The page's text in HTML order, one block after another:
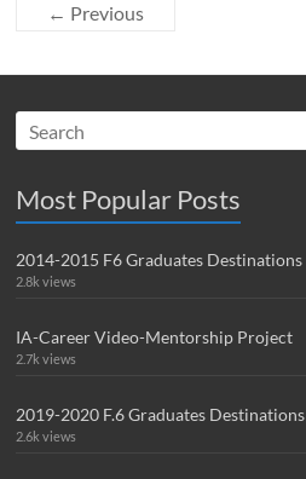
← Previous
Most Popular Posts
2014-2015 F6 Graduates Destinations
2.8k views
IA-Career Video-Mentorship Project
2.7k views
2019-2020 F.6 Graduates Destinations
2.6k views